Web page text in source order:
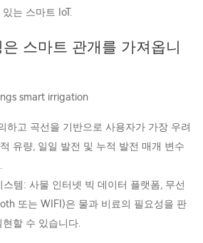
는 스마트 IoT.
스마트 관개를 가져옵니
하고 곡선을 기반으로 사용자가 가장 우려
유량, 일일 발전 및 누적 발전 매개 변수
템: 사물 인터넷 빅 데이터 플랫폼, 무선
또는 WIFI)은 물과 비료의 필요성을 판
할 수 있습니다.